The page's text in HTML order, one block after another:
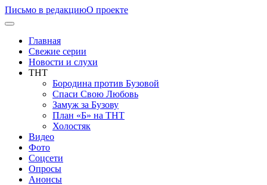
Письмо в редакциюО проекте
Главная
Свежие серии
Новости и слухи
ТНТ
Бородина против Бузовой
Спаси Свою Любовь
Замуж за Бузову
План «Б» на ТНТ
Холостяк
Видео
Фото
Соцсети
Опросы
Анонсы